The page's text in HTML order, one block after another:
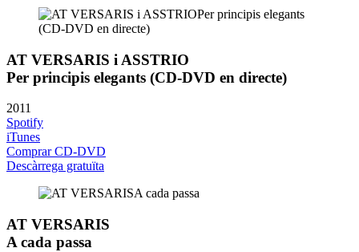
AT VERSARIS i ASSTRIO
Per principis elegants (CD-DVD en directe)
2011
Spotify
iTunes
Comprar CD-DVD
Descàrrega gratuïta
AT VERSARIS
A cada passa